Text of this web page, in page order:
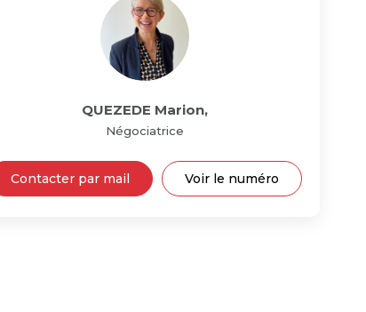
QUEZEDE Marion,
Négociatrice
Contacter par mail Voir le numéro